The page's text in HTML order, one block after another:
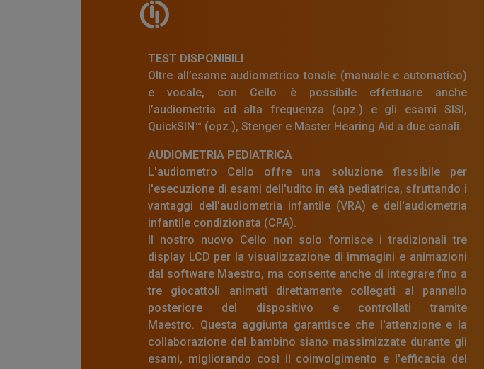
TEST DISPONIBILI
Oltre all’esame audiometrico tonale (manuale e automatico)
e vocale, con Cello è possibile effettuare anche
l’audiometria ad alta frequenza (opz.) e gli esami SISI,
QuickSIN™ (opz.), Stenger e Master Hearing Aid a due canali.
AUDIOMETRIA PEDIATRICA
L'audiometro Cello offre una soluzione flessibile per
l'esecuzione di esami dell'udito in età pediatrica, sfruttando i
vantaggi dell'audiometria infantile (VRA) e dell'audiometria
infantile condizionata (CPA).
Il nostro nuovo Cello non solo fornisce i tradizionali tre
display LCD per la visualizzazione di immagini e animazioni
dal software Maestro, ma consente anche di integrare fino a
tre giocattoli animati direttamente collegati al pannello
posteriore del dispositivo e controllati tramite
Maestro. Questa aggiunta garantisce che l'attenzione e la
collaborazione del bambino siano massimizzate durante gli
esami, migliorando così il coinvolgimento e l'efficacia del